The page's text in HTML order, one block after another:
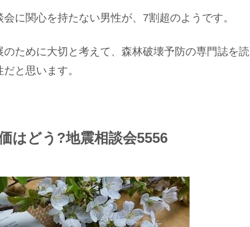
に関心を持たない男性が、7割超のようです。
ために大切と考えて、森林破壊予防の専門誌を読
と思います。
はどう?地震相談会5556